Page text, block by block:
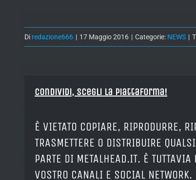
Di redazione666 | 17 Maggio 2016 | Categorie: NEWS |
Condividi, Scegli la piattaforma!
È VIETATO COPIARE, RIPRODURRE,
TRASMETTERE O DISTRIBUIRE
PARTE DI METALHEAD.IT. È
VOSTRO CANALI E SOCIAL NETWORK.